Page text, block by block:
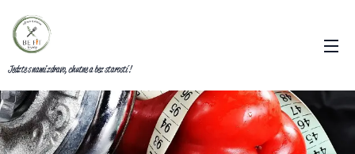
Jedzte s nami zdravo, chutne a bez starostí !